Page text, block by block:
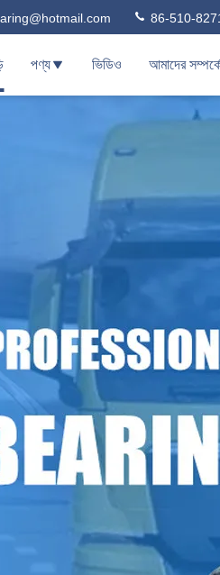
86-510-
পণ্য ভিডিও আমাদের